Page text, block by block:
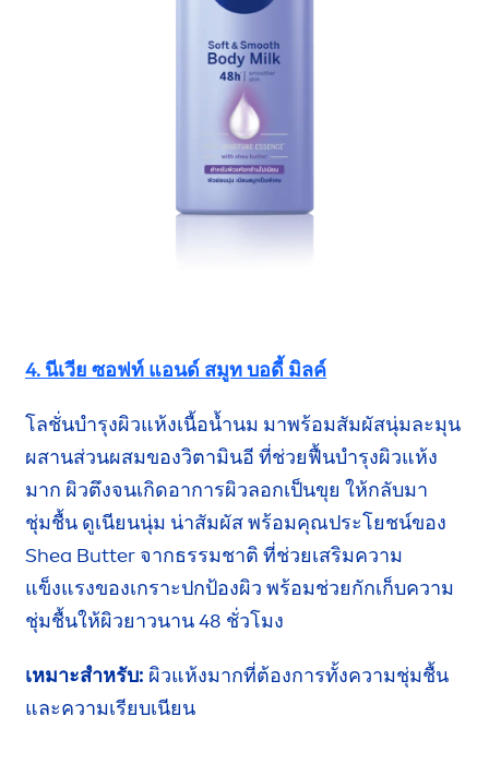
4. นีเวีย ซอฟท์ แอนด์ สมูท บอดี้ มิลค์
โลชั่นบำรุงผิวแห้งเนื้อน้ำนม มาพร้อมสัมผัสนุ่มละมุน
ผสานส่วนผสมของวิตามินอี ที่ช่วยฟื้นบำรุงผิวแห้ง
มาก ผิวตึงจนเกิดอาการผิวลอกเป็นขุย ให้กลับมา
ชุ่มชื้น ดูเนียนนุ่ม น่าสัมผัสพร้อมคุณประโยชน์ของ
Shea Butter จากธรรมชาติ ที่ช่วยเสริมความ
แข็งแรงของเกราะปกป้องผิว พร้อมช่วยกักเก็บความ
ชุ่มชื้นให้ผิวยาวนาน48 ชั่วโมง
เหมาะสำหรับ: ผิวแห้งมากที่ต้องการทั้งความชุ่มชื้น
และความเรียบเนียน